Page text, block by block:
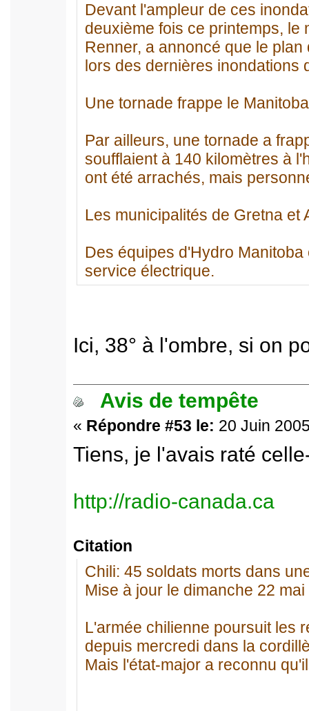
Devant l'ampleur de ces
deuxième fois ce printemps, le
Renner, a annoncé que le
lors des dernières inondations
Une tornade frappe le Manitoba
Par ailleurs, une tornade a
soufflaient à 140 kilomètres à
ont été arrachés, mais
Les municipalités de Gretna et
Des équipes d'Hydro
service électrique.
Ici, 38° à l'ombre, si on
Avis de tempête
« Répondre #53 le: 20 Juin
Tiens, je l'avais raté
http://radio-canada.ca
Citation
Chili: 45 soldats morts dans
Mise à jour le dimanche 22
L'armée chilienne poursuit les
depuis mercredi dans la
Mais l'état-major a reconnu